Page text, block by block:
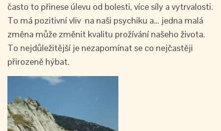
často to přinese úlevu od bolesti, více síly a vytrvalosti.
To má pozitivní vliv na naši psychiku a… jedna malá
změna může změnit kvalitu prožívání našeho života.
To nejdůležitější je nezapomínat se co nejčastěji
přirozeně hýbat.